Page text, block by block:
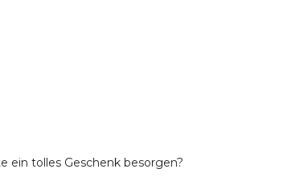
ein tolles Geschenk besorgen?